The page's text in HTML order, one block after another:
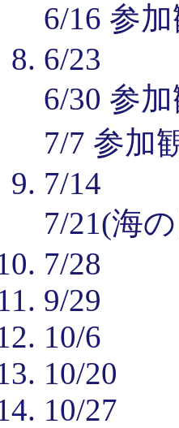
6/16 参
6/23
6/30 参
7/7 参加
7/14
7/21(海
7/28
9/29
10/6
10/20
10/27